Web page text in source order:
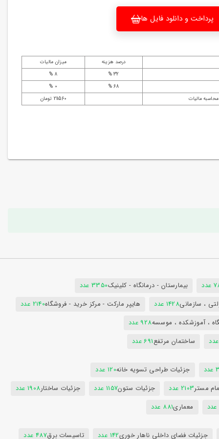
پرداخت و دانلود فایل ها
درصد هزینه
میزان مالیات
32 %
8 %
68 %
0 %
مالیات
211560 تومان
بیمارستان - درمانگاه - کلینیک3350 عدد
، سازمانی1428 عدد هایپر مارکت - مرکز خرید - فروشگاه2140 عدد
، آموزشکده ، موسسه928 عدد
ساختمان مرتفع691 عدد
جزئیات طراحی تسویه خانه120 عدد
مستر2103 عدد جزئیات ستون1157 عدد جزئیات ساختار1908 عدد
معماری881 عدد
جزئیات فضای داخلی ناهار خوری142 عدد تاسیسات برق487 عدد